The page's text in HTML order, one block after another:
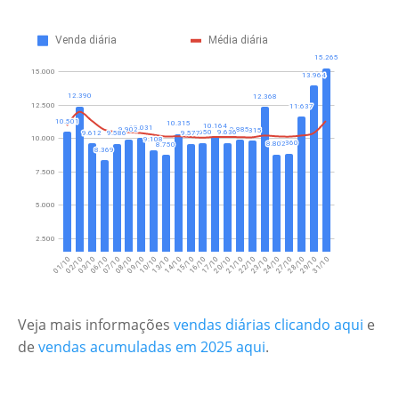
Veja mais informações vendas diárias clicando aqui e
de vendas acumuladas em 2025 aqui.